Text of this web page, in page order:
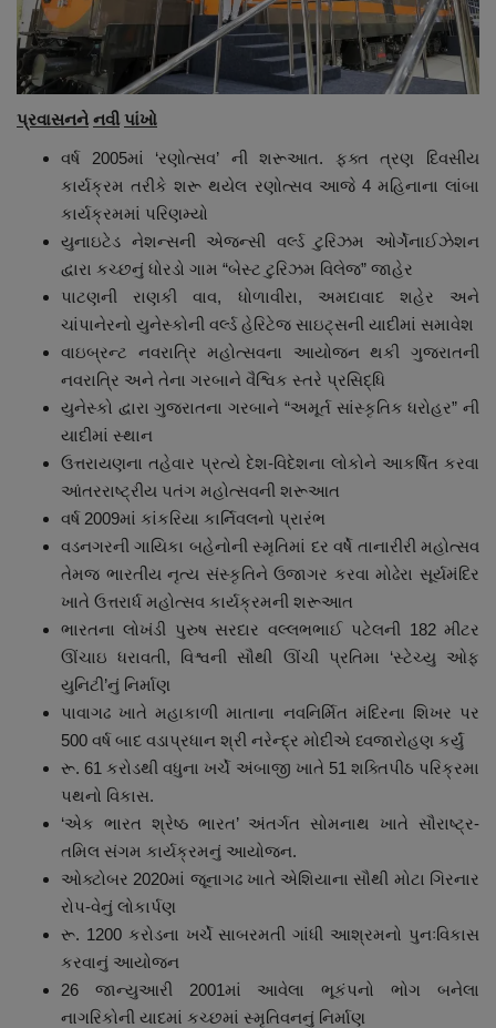
પ્રવાસનને નવી પાંખો
વર્ષ 2005માં ‘રણોત્સવ’ ની શરૂઆત. ફક્ત ત્રણ દિવસીય
કાર્યક્રમ તરીકે શરૂ થયેલ રણોત્સવ આજે 4 મહિનાના લાંબા
કાર્યક્રમમાં પરિણમ્યો
યુનાઇટેડ નેશન્સની એજન્સી વર્લ્ડ ટુરિઝમ ઓર્ગેનાઈઝેશન
દ્વારા કચ્છનું ધોરડો ગામ “બેસ્ટ ટુરિઝમ વિલેજ” જાહેર
પાટણની રાણકી વાવ, ધોળાવીરા, અમદાવાદ શહેર અને
ચાંપાનેરનો યુનેસ્કોની વર્લ્ડ હેરિટેજ સાઇટ્સની યાદીમાં સમાવેશ
વાઇબ્રન્ટ નવરાત્રિ મહોત્સવના આયોજન થકી ગુજરાતની
નવરાત્રિ અને તેના ગરબાને વૈશ્વિક સ્તરે પ્રસિદ્ધિ
યુનેસ્કો દ્વારા ગુજરાતના ગરબાને “અમૂર્ત સાંસ્કૃતિક ધરોહર” ની
યાદીમાં સ્થાન
ઉત્તરાયણના તહેવાર પ્રત્યે દેશ-વિદેશના લોકોને આકર્ષિત કરવા
આંતરરાષ્ટ્રીય પતંગ મહોત્સવની શરૂઆત
વર્ષ 2009માં કાંકરિયા કાર્નિવલનો પ્રારંભ
વડનગરની ગાયિકા બહેનોની સ્મૃતિમાં દર વર્ષે તાનારીરી મહોત્સવ
તેમજ ભારતીય નૃત્ય સંસ્કૃતિને ઉજાગર કરવા મોઢેરા સૂર્યમંદિર
ખાતે ઉત્તરાર્ધ મહોત્સવ કાર્યક્રમની શરૂઆત
ભારતના લોખંડી પુરુષ સરદાર વલ્લભભાઈ પટેલની 182 મીટર
ઊંચાઇ ધરાવતી, વિશ્વની સૌથી ઊંચી પ્રતિમા ‘સ્ટેચ્યુ ઓફ
યુનિટી’નું નિર્માણ
પાવાગઢ ખાતે મહાકાળી માતાના નવનિર્મિત મંદિરના શિખર પર
500 વર્ષ બાદ વડાપ્રધાન શ્રી નરેન્દ્ર મોદીએ ધ્વજારોહણ કર્યું
રૂ. 61 કરોડથી વધુના ખર્ચે અંબાજી ખાતે 51 શક્તિપીઠ પરિક્રમા
પથનો વિકાસ.
‘એક ભારત શ્રેષ્ઠ ભારત’ અંતર્ગત સોમનાથ ખાતે સૌરાષ્ટ્ર-
તમિલ સંગમ કાર્યક્રમનું આયોજન.
ઓક્ટોબર 2020માં જૂનાગઢ ખાતે એશિયાના સૌથી મોટા ગિરનાર
રોપ-વેનું લોકાર્પણ
રૂ. 1200 કરોડના ખર્ચે સાબરમતી ગાંધી આશ્રમનો પુનઃવિકાસ
કરવાનું આયોજન
26 જાન્યુઆરી 2001માં આવેલા ભૂકંપનો ભોગ બનેલા
નાગરિકોની યાદમાં કચ્છમાં સ્મૃતિવનનું નિર્માણ